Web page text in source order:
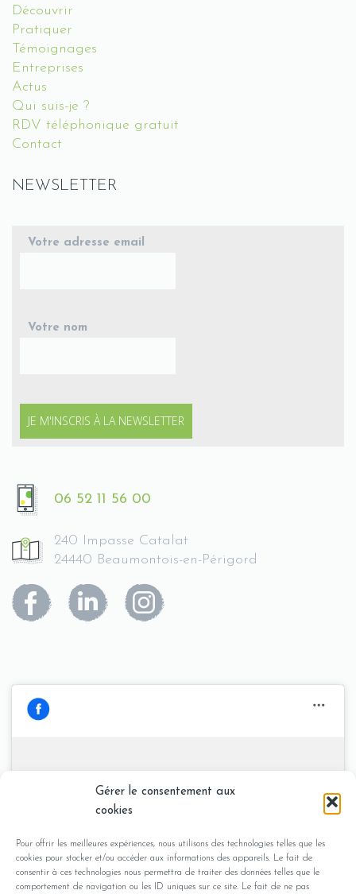
Gérer le consentement aux
cookies
Pour offrir les meilleures expériences, nous utilisons des technologies telles que les
cookies pour stocker et/ou accéder aux informations des appareils. Le fait de
consentir à ces technologies nous permettra de traiter des données telles que le
comportement de navigation ou les ID uniques sur ce site. Le fait de ne pas
Découvrir
Pratiquer
Témoignages
Entreprises
Actus
Qui suis-je ?
RDV téléphonique gratuit
Contact
NEWSLETTER
Votre adresse email
Votre nom
06 52 11 56 00
240 Impasse Catalat
24440 Beaumontois-en-Périgord
Stephane Plessis -
Sophrologue en Dordogne
Cliquez pour accepter les cookies
marketing et activer ce contenu